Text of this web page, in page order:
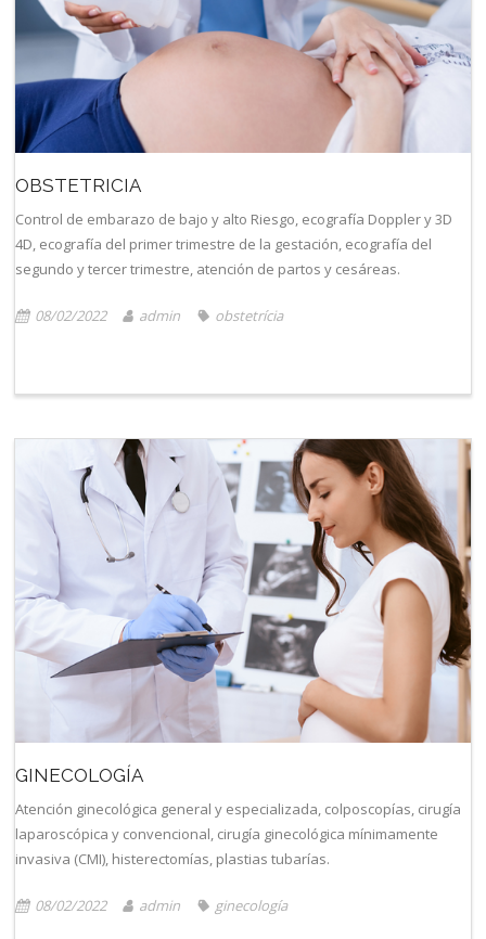
OBSTETRICIA
Control de embarazo de bajo y alto Riesgo, ecografía Doppler y 3D
4D, ecografía del primer trimestre de la gestación, ecografía del
segundo y tercer trimestre, atención de partos y cesáreas.
08/02/2022 admin obstetrícia
GINECOLOGÍA
Atención ginecológica general y especializada, colposcopías, cirugía
laparoscópica y convencional, cirugía ginecológica mínimamente
invasiva (CMI), histerectomías, plastias tubarías.
08/02/2022 admin ginecología